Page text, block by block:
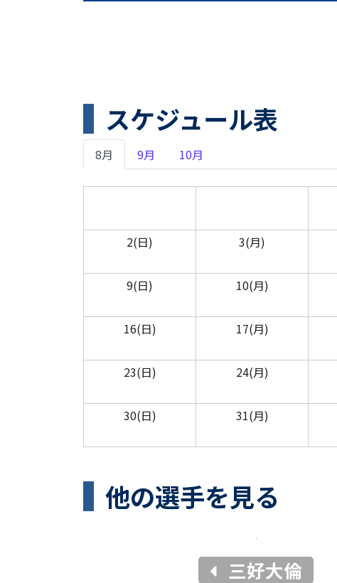
スケジュール表
8月 9月 10月
2(日) 3(月)
9(日) 10(月)
16(日) 17(月)
23(日) 24(月)
30(日) 31(月)
他の選手を見る
三好大倫